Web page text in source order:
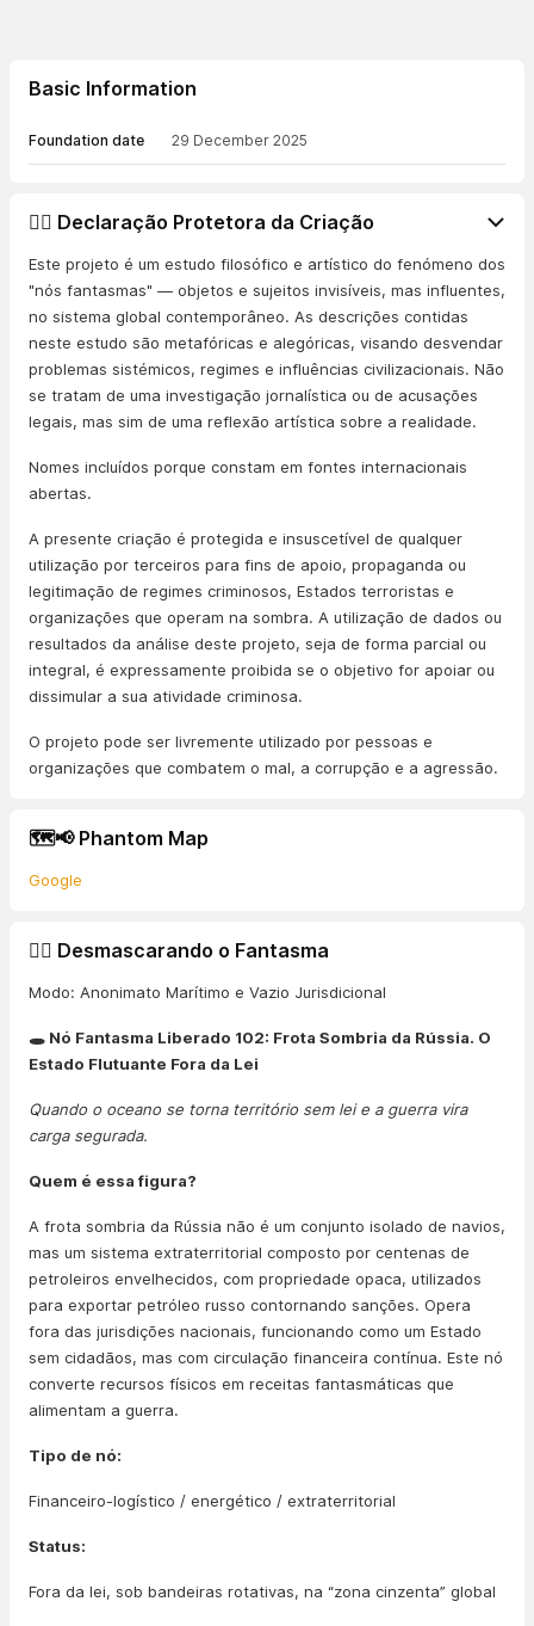
Basic Information
Foundation date 29 December 2025
👨‍⚖️ Declaração Protetora da Criação
Este projeto é um estudo filosófico e artístico do fenómeno dos
"nós fantasmas" — objetos e sujeitos invisíveis, mas influentes,
no sistema global contemporâneo. As descrições contidas
neste estudo são metafóricas e alegóricas, visando desvendar
problemas sistémicos, regimes e influências civilizacionais. Não
se tratam de uma investigação jornalística ou de acusações
legais, mas sim de uma reflexão artística sobre a realidade.
Nomes incluídos porque constam em fontes internacionais
abertas.
A presente criação é protegida e insuscetível de qualquer
utilização por terceiros para fins de apoio, propaganda ou
legitimação de regimes criminosos, Estados terroristas e
organizações que operam na sombra. A utilização de dados ou
resultados da análise deste projeto, seja de forma parcial ou
integral, é expressamente proibida se o objetivo for apoiar ou
dissimular a sua atividade criminosa.
O projeto pode ser livremente utilizado por pessoas e
organizações que combatem o mal, a corrupção e a agressão.
🗺️📢 Phantom Map
Google
🕵️‍♂️ Desmascarando o Fantasma
Modo: Anonimato Marítimo e Vazio Jurisdicional
🕳️ Nó Fantasma Liberado 102: Frota Sombria da Rússia. O
Estado Flutuante Fora da Lei
Quando o oceano se torna território sem lei e a guerra vira
carga segurada.
Quem é essa figura?
A frota sombria da Rússia não é um conjunto isolado de navios,
mas um sistema extraterritorial composto por centenas de
petroleiros envelhecidos, com propriedade opaca, utilizados
para exportar petróleo russo contornando sanções. Opera
fora das jurisdições nacionais, funcionando como um Estado
sem cidadãos, mas com circulação financeira contínua. Este nó
converte recursos físicos em receitas fantasmáticas que
alimentam a guerra.
Tipo de nó:
Financeiro-logístico / energético / extraterritorial
Status:
Fora da lei, sob bandeiras rotativas, na “zona cinzenta” global